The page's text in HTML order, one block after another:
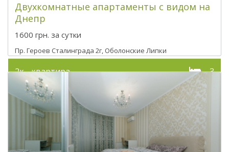
Двухкомнатные апартаменты с видом на
Днепр
1600 грн. за сутки
Пр. Героев Сталинграда 2г, Оболонские Липки
2к - квартира 3